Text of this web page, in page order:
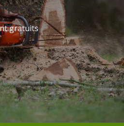
gratuits